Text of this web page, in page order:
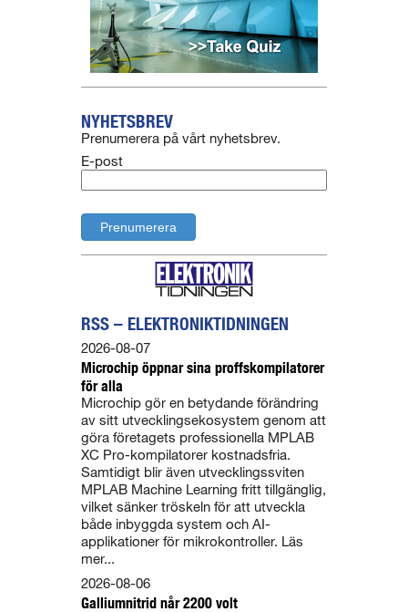
NYHETSBREV
Prenumerera på vårt nyhetsbrev.
E-post
RSS – ELEKTRONIKTIDNINGEN
Microchip öppnar sina proffskompilatorer
för alla
2026-08-07
Microchip gör en betydande förändring
av sitt utvecklingsekosystem genom att
göra företagets professionella MPLAB
XC Pro-kompilatorer kostnadsfria.
Samtidigt blir även utvecklingssviten
MPLAB Machine Learning fritt tillgänglig,
vilket sänker tröskeln för att utveckla
både inbyggda system och AI-
applikationer för mikrokontroller. Läs
mer...
Galliumnitrid når 2200 volt
2026-08-06